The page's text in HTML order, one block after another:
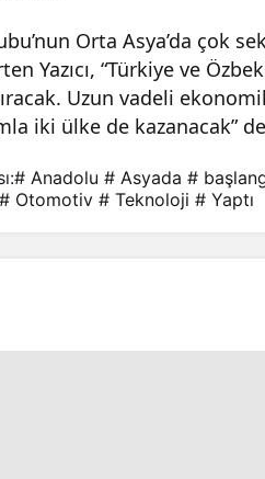
Orta Asya’da çok
Yazıcı, “Türkiye ve
Uzun vadeli
iki ülke de kazanacak”
# Anadolu # Asyada #
# Otomotiv # Teknoloji # Yaptı